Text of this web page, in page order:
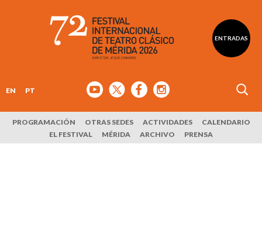
ENTRADAS
EN PT
PROGRAMACIÓN OTRAS SEDES ACTIVIDADES
CALENDARIO
EL FESTIVAL
MÉRIDA ARCHIVO PRENSA